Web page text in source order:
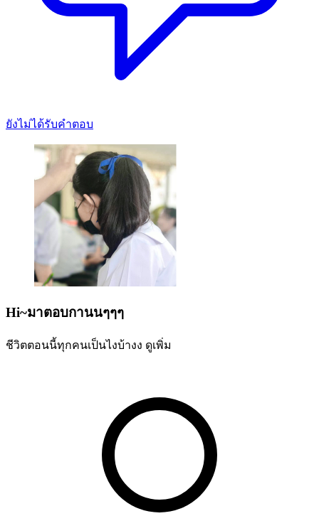
ยังไม่ได้รับคำตอบ
Hi~มาตอบกานนๆๆๆ
ชีวิตตอนนี้ทุกคนเป็นไงบ้างง ดูเพิ่ม